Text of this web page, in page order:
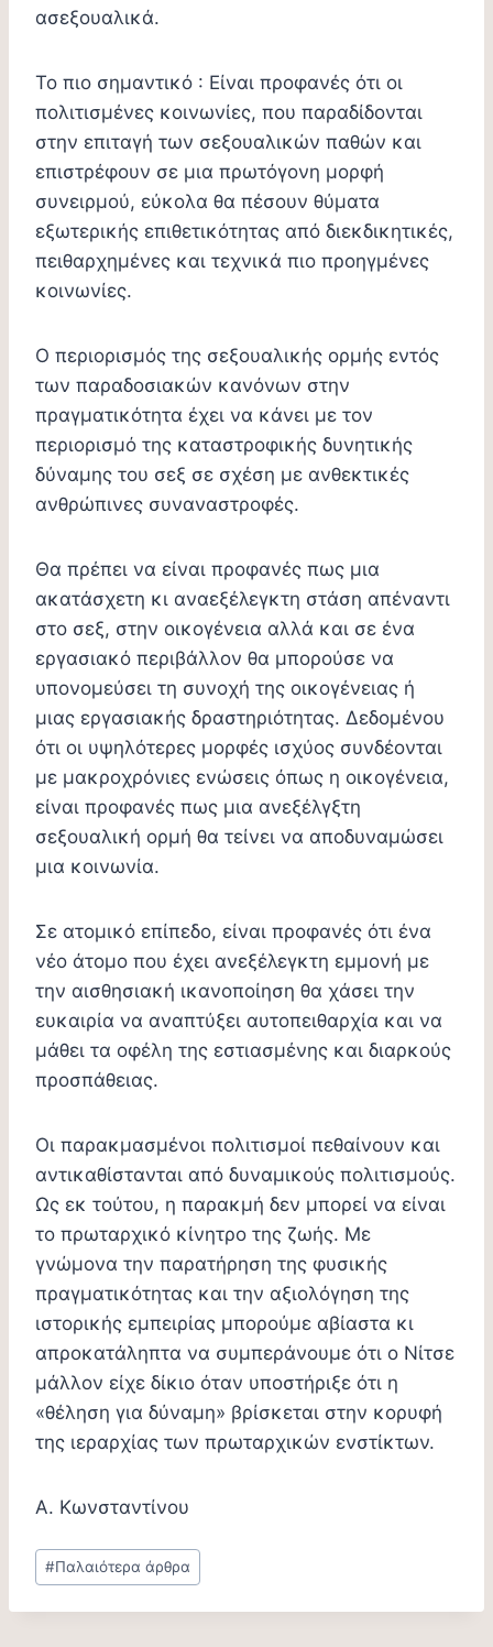
ασεξουαλικά.
Το πιο σημαντικό : Είναι προφανές ότι οι
πολιτισμένες κοινωνίες, που παραδίδονται
στην επιταγή των σεξουαλικών παθών και
επιστρέφουν σε μια πρωτόγονη μορφή
συνειρμού, εύκολα θα πέσουν θύματα
εξωτερικής επιθετικότητας από διεκδικητικές,
πειθαρχημένες και τεχνικά πιο προηγμένες
κοινωνίες.
Ο περιορισμός της σεξουαλικής ορμής εντός
των παραδοσιακών κανόνων στην
πραγματικότητα έχει να κάνει με τον
περιορισμό της καταστροφικής δυνητικής
δύναμης του σεξ σε σχέση με ανθεκτικές
ανθρώπινες συναναστροφές.
Θα πρέπει να είναι προφανές πως μια
ακατάσχετη κι αναεξέλεγκτη στάση απέναντι
στο σεξ, στην οικογένεια αλλά και σε ένα
εργασιακό περιβάλλον θα μπορούσε να
υπονομεύσει τη συνοχή της οικογένειας ή
μιας εργασιακής δραστηριότητας. Δεδομένου
ότι οι υψηλότερες μορφές ισχύος συνδέονται
με μακροχρόνιες ενώσεις όπως η οικογένεια,
είναι προφανές πως μια ανεξέλγξτη
σεξουαλική ορμή θα τείνει να αποδυναμώσει
μια κοινωνία.
Σε ατομικό επίπεδο, είναι προφανές ότι ένα
νέο άτομο που έχει ανεξέλεγκτη εμμονή με
την αισθησιακή ικανοποίηση θα χάσει την
ευκαιρία να αναπτύξει αυτοπειθαρχία και να
μάθει τα οφέλη της εστιασμένης και διαρκούς
προσπάθειας.
Οι παρακμασμένοι πολιτισμοί πεθαίνουν και
αντικαθίστανται από δυναμικούς πολιτισμούς.
Ως εκ τούτου, η παρακμή δεν μπορεί να είναι
το πρωταρχικό κίνητρο της ζωής. Με
γνώμονα την παρατήρηση της φυσικής
πραγματικότητας και την αξιολόγηση της
ιστορικής εμπειρίας μπορούμε αβίαστα κι
απροκατάληπτα να συμπεράνουμε ότι ο Νίτσε
μάλλον είχε δίκιο όταν υποστήριξε ότι η
«θέληση για δύναμη» βρίσκεται στην κορυφή
της ιεραρχίας των πρωταρχικών ενστίκτων.
Α. Κωνσταντίνου
Post
Tags:
#Παλαιότερα άρθρα